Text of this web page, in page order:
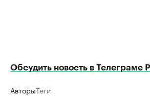
Обсудить новость в Телеграме
АвторыТеги